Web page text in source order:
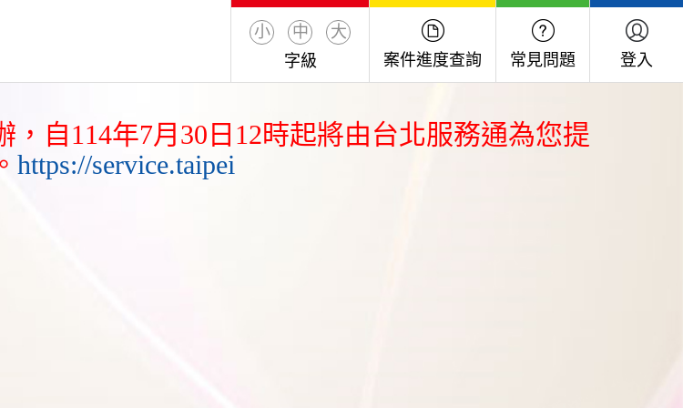
小 中
大
字級
案件進度查詢 常見問題 登入
自114年7月30日12時起將由台北服務通為您提
https://service.taipei